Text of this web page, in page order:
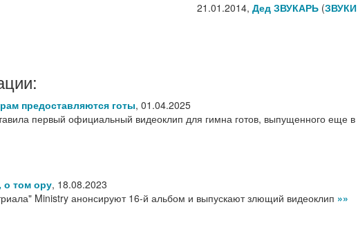
21.01.2014, Дед ЗВУКАРЬ(
предоставляются готы, 01.04.2025
первый официальный видеоклип для гимна готов, выпущенного еще в
о том ору, 18.08.2023
Ministry анонсируют 16-й альбом и выпускают злющий видеоклип »»